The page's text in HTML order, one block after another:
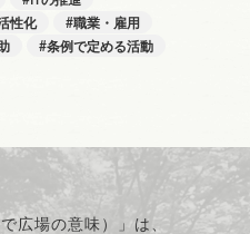
性化
職業・雇用
条例で定める活動
広場の意味）」は、